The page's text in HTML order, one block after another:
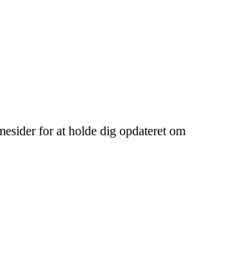
for at holde dig opdateret om